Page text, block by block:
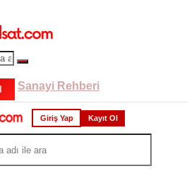
Sanayi Rehberi
Giriş Yap Kayıt Ol